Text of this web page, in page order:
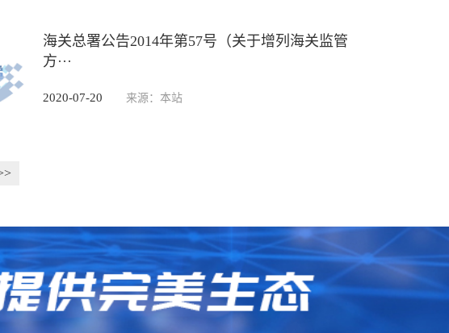
海关总署公告2014年第57号（关于增列海关监管
方···
2020-07-20 来源：本站